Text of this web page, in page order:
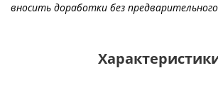
вносить доработки без